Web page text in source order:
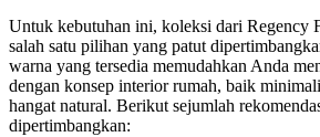
Untuk kebutuhan ini, koleksi dari Regency
salah satu pilihan yang patut
warna yang tersedia memudahkan Anda
dengan konsep interior rumah, baik
hangat natural. Berikut sejumlah
dipertimbangkan: